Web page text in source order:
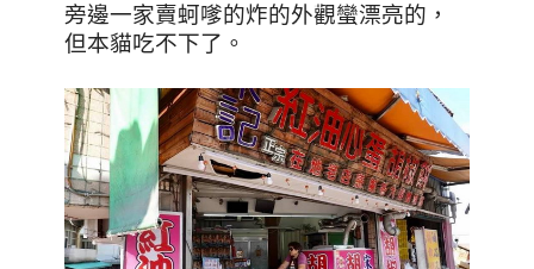
旁邊一家賣蚵嗲的炸的外觀蠻漂亮的，
但本貓吃不下了。